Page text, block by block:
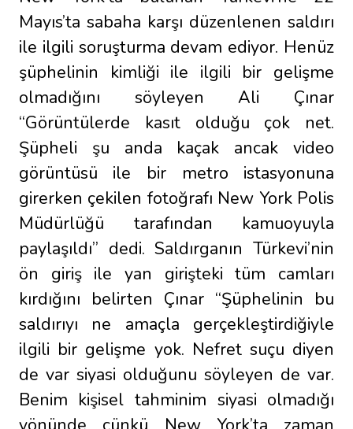
Mayıs’ta sabaha karşı düzenlenen saldırı
ile ilgili soruşturma devam ediyor. Henüz
şüphelinin kimliği ile ilgili bir gelişme
olmadığını söyleyen Ali Çınar
“Görüntülerde kasıt olduğu çok net.
Şüpheli şu anda kaçak ancak video
görüntüsü ile bir metro istasyonuna
girerken çekilen fotoğrafı New York Polis
Müdürlüğü tarafından kamuoyuyla
paylaşıldı” dedi. Saldırganın Türkevi’nin
ön giriş ile yan girişteki tüm camları
kırdığını belirten Çınar “Şüphelinin bu
saldırıyı ne amaçla gerçekleştirdiğiyle
ilgili bir gelişme yok. Nefret suçu diyen
de var siyasi olduğunu söyleyen de var.
Benim kişisel tahminim siyasi olmadığı